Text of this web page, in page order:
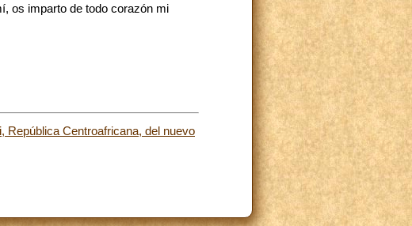
os imparto de todo corazón mi
República Centroafricana, del nuevo